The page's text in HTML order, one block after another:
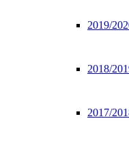
2019/
2018/
2017/